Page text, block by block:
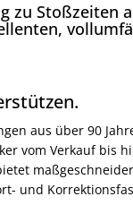
zu Stoßzeiten
aus über 90
vom Verkauf bis
und